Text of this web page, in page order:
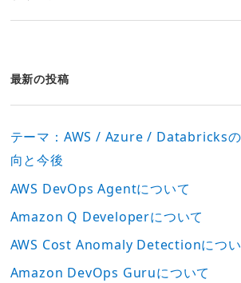
最新の投稿
テーマ：AWS / Azure / Databricks
向と今後
AWS DevOps Agentについて
Amazon Q Developerについて
AWS Cost Anomaly Detectionにつ
Amazon DevOps Guruについて